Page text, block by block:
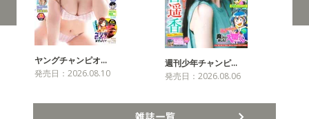
ヤングチャンピオ…
発売日：2026.08.10
週刊少年チャンピ…
発売日：2026.08.06